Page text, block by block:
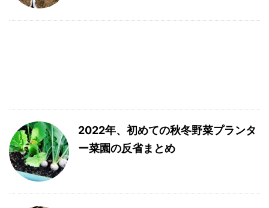
2022年、初めての秋冬野菜プランタ
ー菜園の反省まとめ